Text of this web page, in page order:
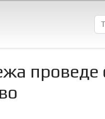
проведе